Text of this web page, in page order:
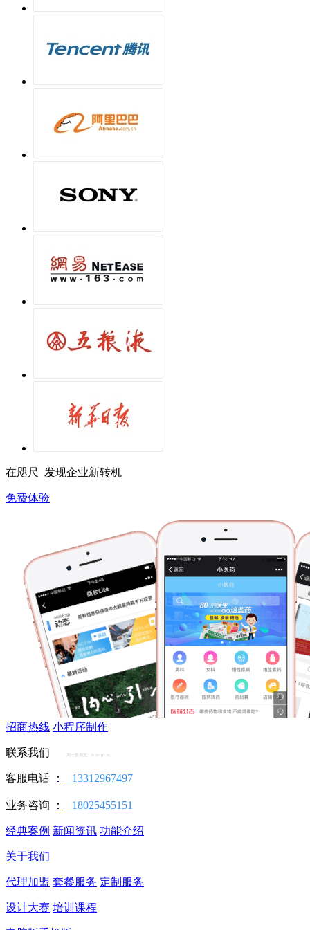
在咫尺 发现企业新转机
免费体验
招商热线 小程序制作
联系我们 周一至周五 9:30-18:30
客服电话 ： 13312967497
业务咨询 ： 18025455151
经典案例 新闻资讯 功能介绍
关于我们
代理加盟 套餐服务 定制服务
设计大赛 培训课程